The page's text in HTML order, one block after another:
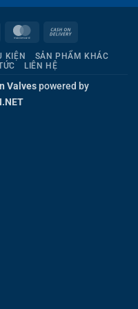
MasterCard
Delivery
KIỆN
SẢN PHẨM KHÁC
LIÊN HỆ
Valvespowered by